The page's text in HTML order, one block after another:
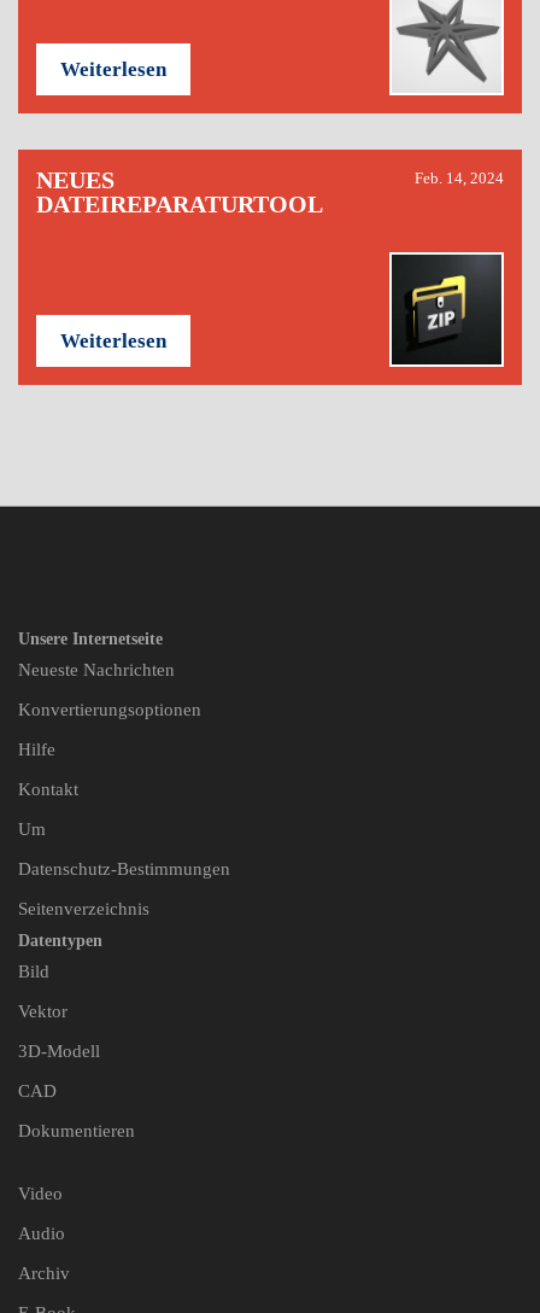
Weiterlesen
NEUES
DATEIREPARATURTOOL
Feb. 14, 2024
Weiterlesen
Unsere Internetseite
Neueste Nachrichten
Konvertierungsoptionen
Hilfe
Kontakt
Um
Datenschutz-Bestimmungen
Seitenverzeichnis
Datentypen
Bild
Vektor
3D-Modell
CAD
Dokumentieren
Video
Audio
Archiv